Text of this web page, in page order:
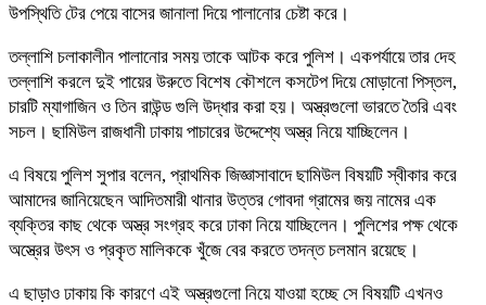
উপস্থিতি টের পেয়ে বাসের জানালা দিয়ে পালানোর চেষ্টা করে।
তল্লাশি চলাকালীন পালানোর সময় তাকে আটক করে পুলিশ। একপর্যায়ে তার দেহ
তল্লাশি করলে দুই পায়ের উরুতে বিশেষ কৌশলে কসটেপ দিয়ে মোড়ানো পিস্তল,
চারটি ম্যাগাজিন ও তিন রাউন্ড গুলি উদ্ধার করা হয়। অস্ত্রগুলো ভারতে তৈরি এবং
সচল। ছামিউল রাজধানী ঢাকায় পাচারের উদ্দেশ্যে অস্ত্র নিয়ে যাচ্ছিলেন।
এ বিষয়ে পুলিশ ‍সুপার বলেন, প্রাথমিক জিজ্ঞাসাবাদে ছামিউল বিষয়টি স্বীকার করে
আমাদের জানিয়েছেন আদিতমারী থানার উত্তর গোবদা গ্রামের জয় নামের এক
ব্যক্তির কাছ থেকে অস্ত্র সংগ্রহ করে ঢাকা নিয়ে যাচ্ছিলেন। পুলিশের পক্ষ থেকে
অস্ত্রের উৎস ও প্রকৃত মালিককে খুঁজে বের করতে তদন্ত চলমান রয়েছে।
এ ছাড়াও ঢাকায় কি কারণে এই অস্ত্রগুলো নিয়ে যাওয়া হচ্ছে সে বিষয়টি এখনও